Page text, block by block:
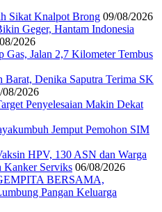
Sikat Knalpot Brong 09/08/2026
Geger, Hantam Indonesia
2026
Jalan 2,7 Kilometer Tembus
Barat, Denika Saputra Terima SK
08/2026
Penyelesaian Makin Dekat
Jemput Pemohon SIM
HPV, 130 ASN dan Warga
Kanker Serviks 06/08/2026
BERSAMA,
Pangan Keluarga